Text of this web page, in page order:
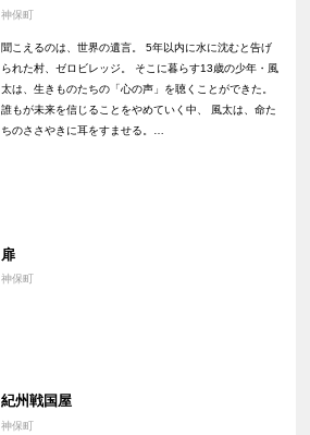
神保町
聞こえるのは、世界の遺言。 5年以内に水に沈むと告げ
られた村、ゼロビレッジ。 そこに暮らす13歳の少年・風
太は、生きものたちの「心の声」を聴くことができた。
誰もが未来を信じることをやめていく中、 風太は、命た
ちのささやきに耳をすませる。…
扉
神保町
紀州戦国屋
神保町